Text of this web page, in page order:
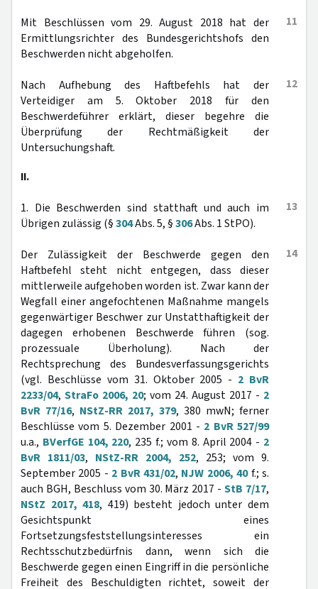
11
Mit Beschlüssen vom 29. August 2018 hat der
Ermittlungsrichter des Bundesgerichtshofs den
Beschwerden nicht abgeholfen.
12
Nach Aufhebung des Haftbefehls hat der
Verteidiger am 5. Oktober 2018 für den
Beschwerdeführer erklärt, dieser begehre die
Überprüfung der Rechtmäßigkeit der
Untersuchungshaft.
II.
13
1. Die Beschwerden sind statthaft und auch im
Übrigen zulässig (§304Abs. 5, §306Abs. 1 StPO).
14
Der Zulässigkeit der Beschwerde gegen den
Haftbefehl steht nicht entgegen, dass dieser
mittlerweile aufgehoben worden ist. Zwar kann der
Wegfall einer angefochtenen Maßnahme mangels
gegenwärtiger Beschwer zur Unstatthaftigkeit der
dagegen erhobenen Beschwerde führen (sog.
prozessuale Überholung). Nach der
Rechtsprechung des Bundesverfassungsgerichts
(vgl. Beschlüsse vom 31. Oktober 2005 - 2 BvR
2233/04, StraFo 2006, 20; vom 24. August 2017 - 2
BvR 77/16, NStZ-RR 2017, 379, 380 mwN; ferner
Beschlüsse vom 5. Dezember 2001 - 2 BvR 527/99
u.a., BVerfGE 104, 220, 235 f.; vom 8. April 2004 - 2
BvR 1811/03, NStZ-RR 2004, 252, 253; vom 9.
September 2005 - 2 BvR 431/02, NJW 2006, 40f.; s.
auch BGH, Beschluss vom 30. März 2017 -StB 7/17,
NStZ 2017, 418, 419) besteht jedoch unter dem
Gesichtspunkt eines
Fortsetzungsfeststellungsinteresses ein
Rechtsschutzbedürfnis dann, wenn sich die
Beschwerde gegen einen Eingriff in die persönliche
Freiheit des Beschuldigten richtet, soweit der